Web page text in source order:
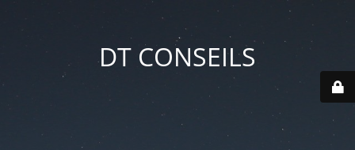
DT CONSEILS